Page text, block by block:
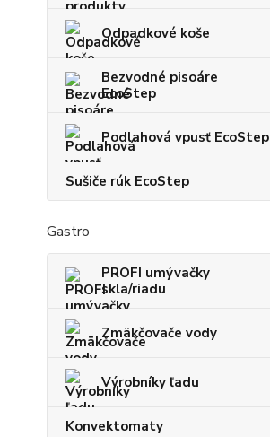
Odpadkové koše
Bezvodné pisoáre
EcoStep
Podlahová vpusť EcoStep
Sušiče rúk EcoStep
Gastro
PROFI umývačky
skla/riadu
Zmäkčovače vody
Výrobníky ľadu
Konvektomaty